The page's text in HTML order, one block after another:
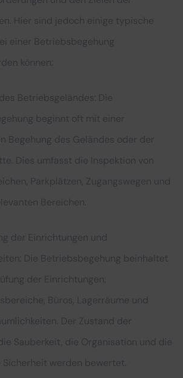
Hier sind jedoch einige typische
einer Betriebsbegehung
können:
Betriebsgeländes: Die
beginnt oft mit einer
Begehung des Geländes oder der
Dies umfasst die Inspektion von
Parkplätzen, Zugangswegen und
Bereichen.
der Einrichtungen und
Die Betriebsbegehung beinhaltet
der Einrichtungen,
Büros, Lagerräume und
Der Zustand der
Sauberkeit, die Organisation und die
Sicherheit werden bewertet.